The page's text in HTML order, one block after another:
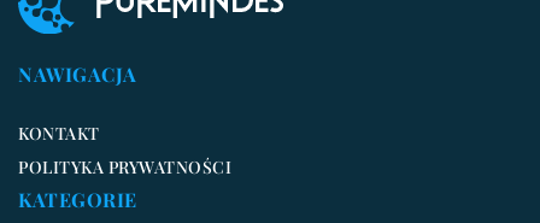
NAWIGACJA
KONTAKT
POLITYKA PRYWATNOŚCI
KATEGORIE